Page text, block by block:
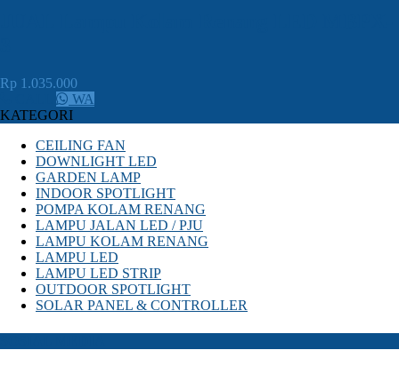
Rp 1.035.000
WA
KATEGORI
CEILING FAN
DOWNLIGHT LED
GARDEN LAMP
INDOOR SPOTLIGHT
POMPA KOLAM RENANG
LAMPU JALAN LED / PJU
LAMPU KOLAM RENANG
LAMPU LED
LAMPU LED STRIP
OUTDOOR SPOTLIGHT
SOLAR PANEL & CONTROLLER